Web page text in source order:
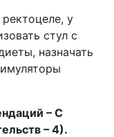
у
стул с
назначать
– С
– 4).